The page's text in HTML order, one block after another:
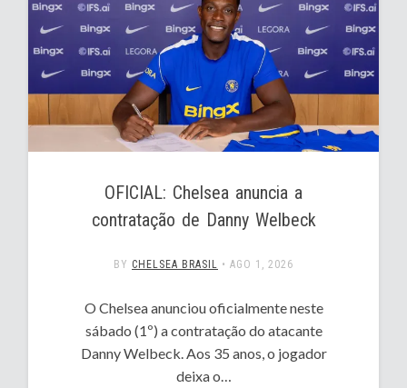
OFICIAL: Chelsea anuncia a
contratação de Danny Welbeck
BY CHELSEA BRASIL • AGO 1, 2026
O Chelsea anunciou oficialmente neste
sábado (1º) a contratação do atacante
Danny Welbeck. Aos 35 anos, o jogador
deixa o…